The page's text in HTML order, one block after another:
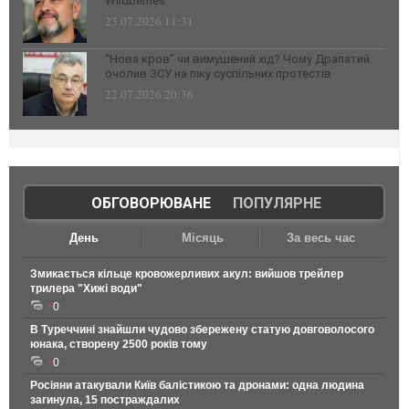
23.07.2026 11:31
“Нова кров” чи вимушений хід? Чому Драпатий
очолив ЗСУ на піку суспільних протестів
22.07.2026 20:36
ОБГОВОРЮВАНЕ| ПОПУЛЯРНЕ
День Місяць За весь час
Змикається кільце кровожерливих акул: вийшов трейлер
трилера "Хижі води"
0
В Туреччині знайшли чудово збережену статую довговолосого
юнака, створену 2500 років тому
0
Росіяни атакували Київ балістикою та дронами: одна людина
загинула, 15 постраждалих